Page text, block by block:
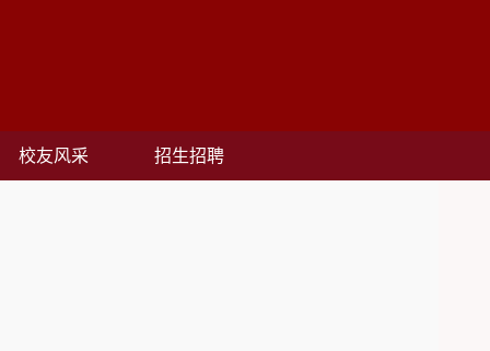
校友风采 招生招聘